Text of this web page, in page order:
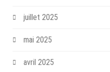
juillet 2025
mai 2025
avril 2025